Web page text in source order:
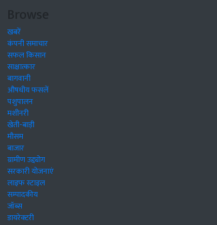
Browse
खबरें
कंपनी समाचार
सफल किसान
साक्षात्कार
बागवानी
औषधीय फसलें
पशुपालन
मशीनरी
खेती-बाड़ी
मौसम
बाजार
ग्रामीण उद्द्योग
सरकारी योजनाएं
लाइफ स्टाइल
सम्पादकीय
जॉब्स
डायरेक्टरी